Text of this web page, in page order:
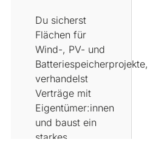
Du sicherst
Flächen für
Wind-, PV- und
Batteriespeicherprojekte,
verhandelst
Verträge mit
Eigentümer:innen
und baust ein
starkes